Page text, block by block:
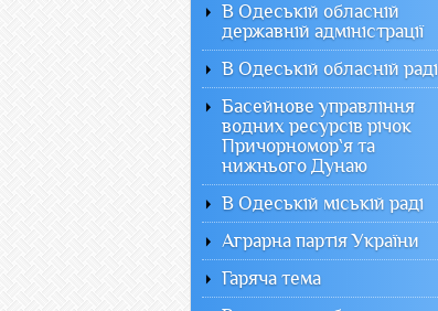
В Одеській обласній
державній адміністрації
В Одеській обласній раді
Басейнове управління
водних ресурсів річок
Причорномор`я та
нижнього Дунаю
В Одеській міській раді
Аграрна партія України
Гаряча тема